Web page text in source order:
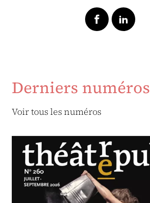
Derniers numéros
Voir tous les numéros